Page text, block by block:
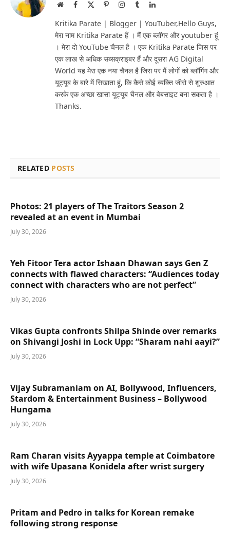
WebsiteFacebook PinterestInstagram
TumblrLinkedIn
Kritika Parate | Blogger | YouTuber,Hello Guys,
मेरा नाम Kritika Parate हैं । मैं एक ब्लॉगर और youtuber हूं
। मेरा दो YouTube चैनल है । एक Kritika Parate जिस पर
एक लाख से अधिक सब्सक्राइबर हैं और दूसरा AG Digital
World यह मेरा एक नया चैनल है जिस पर मैं लोगों को ब्लॉगिंग और
यूट्यूब के बारे में सिखाता हूं, कि कैसे कोई व्यक्ति जीरो से शुरुआत
करके एक अच्छा खासा यूट्यूब चैनल और वेबसाइट बना सकता है ।
Thanks.
RELATED POSTS
Photos: 21 players of The Traitors Season 2
revealed at an event in Mumbai
July 30, 2026
Yeh Fitoor Tera actor Ishaan Dhawan says Gen Z
connects with flawed characters: “Audiences today
connect with characters who are not perfect”
July 30, 2026
Vikas Gupta confronts Shilpa Shinde over remarks
on Shivangi Joshi in Lock Upp: “Sharam nahi aayi?”
July 30, 2026
Vijay Subramaniam on AI, Bollywood, Influencers,
Stardom & Entertainment Business – Bollywood
Hungama
July 30, 2026
Ram Charan visits Ayyappa temple at Coimbatore
with wife Upasana Konidela after wrist surgery
July 30, 2026
Pritam and Pedro in talks for Korean remake
following strong response